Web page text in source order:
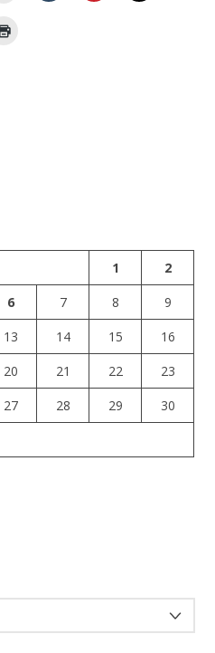
1
2
6 7 8
9
13 14 15
16
20 21 22
23
27 28 29
30